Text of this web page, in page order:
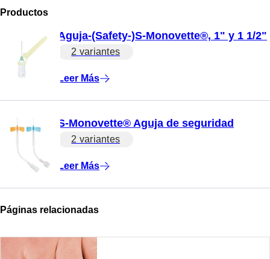
Productos
Aguja-(Safety-)S-Monovette®, 1" y 1 1/2"
2 variantes
Leer Más
S-Monovette® Aguja de seguridad
2 variantes
Leer Más
Páginas relacionadas